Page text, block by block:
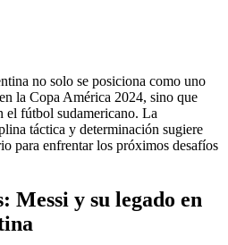
no solo se posiciona como uno
la Copa América 2024, sino que
el fútbol sudamericano. La
táctica y determinación sugiere
para enfrentar los próximos desafíos
Messi y su legado en